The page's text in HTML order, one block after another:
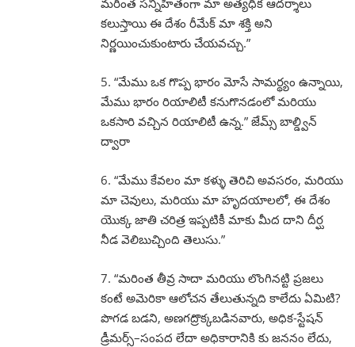
మరింత సన్నిహితంగా మా అత్యధిక ఆదర్శాలు
కలుస్తాయి ఈ దేశం రీమేక్ మా శక్తి అని
నిర్ణయించుకుంటారు చేయవచ్చు.”
5. “మేము ఒక గొప్ప భారం మోసే సామర్థ్యం ఉన్నాయి,
మేము భారం రియాలిటీ కనుగొనడంలో మరియు
ఒకసారి వచ్చిన రియాలిటీ ఉన్న.” జేమ్స్ బాల్డ్విన్
ద్వారా
6. “మేము కేవలం మా కళ్ళు తెరిచి అవసరం, మరియు
మా చెవులు, మరియు మా హృదయాలలో, ఈ దేశం
యొక్క జాతి చరిత్ర ఇప్పటికీ మాకు మీద దాని దీర్ఘ
నీడ వెలిబుచ్చింది తెలుసు.”
7. “మరింత తీవ్ర సాదా మరియు లొంగినట్టి ప్రజలు
కంటే అమెరికా ఆలోచన తేలుతున్నది కాలేదు ఏమిటి?
పొగడ బడని, అణగద్రొక్కబడినవారు, అధిక-స్టేషన్
డ్రీమర్స్–సంపద లేదా అధికారానికి కు జననం లేదు,